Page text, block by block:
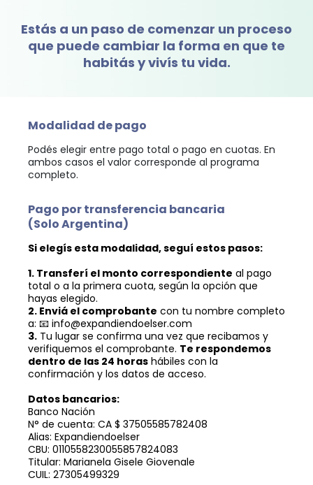
Estás a un paso de comenzar un proceso
que puede cambiar la forma en que te
habitás y vivís tu vida.
Modalidad de pago
Podés elegir entre pago total o pago en cuotas. En
ambos casos el valor corresponde al programa
completo.
Pago por transferencia bancaria
(Solo Argentina)
Si elegís esta modalidad, seguí estos pasos:
1. Transferí el monto correspondiente al pago
total o a la primera cuota, según la opción que
hayas elegido.
2. Enviá el comprobante con tu nombre completo
a: 📧 info@expandiendoelser.com
3. Tu lugar se confirma una vez que recibamos y
verifiquemos el comprobante. Te respondemos
dentro de las 24 horas hábiles con la
confirmación y los datos de acceso.
Datos bancarios:
Banco Nación
N° de cuenta: CA $ 37505585782408
Alias: Expandiendoelser
CBU: 0110558230055857824083
Titular: Marianela Gisele Giovenale
CUIL: 27305499329